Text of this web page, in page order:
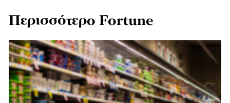
Περισσότερο Fortune